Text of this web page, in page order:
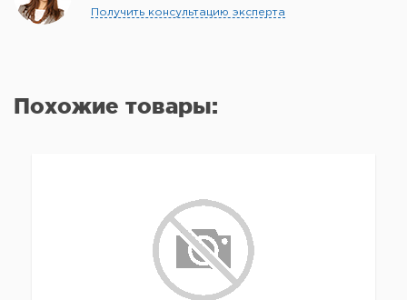
Получить консультацию эксперта
Похожие товары: